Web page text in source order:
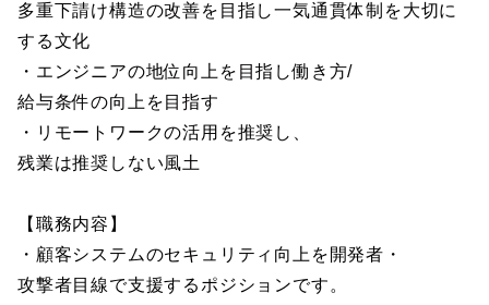
多重下請け構造の改善を目指し一気通貫体制を大切に
する文化
・エンジニアの地位向上を目指し働き方/
給与条件の向上を目指す
・リモートワークの活用を推奨し、
残業は推奨しない風土
【職務内容】
・顧客システムのセキュリティ向上を開発者・
攻撃者目線で支援するポジションです。